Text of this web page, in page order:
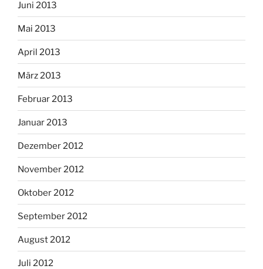
Juni 2013
Mai 2013
April 2013
März 2013
Februar 2013
Januar 2013
Dezember 2012
November 2012
Oktober 2012
September 2012
August 2012
Juli 2012